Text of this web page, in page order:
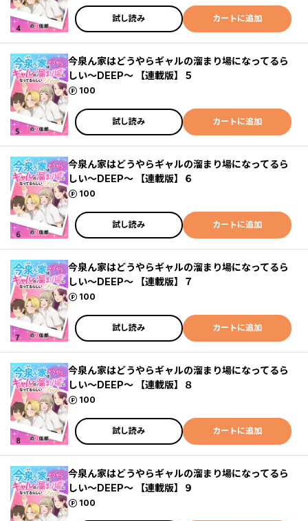
試し読み カートに追加
今泉ん家はどうやらギャルの溜まり場になってるら
しい～DEEP～ 【連載版】５
100
ポイント
試し読み カートに追加
今泉ん家はどうやらギャルの溜まり場になってるら
しい～DEEP～ 【連載版】６
100
ポイント
試し読み カートに追加
今泉ん家はどうやらギャルの溜まり場になってるら
しい～DEEP～ 【連載版】７
100
ポイント
試し読み カートに追加
今泉ん家はどうやらギャルの溜まり場になってるら
しい～DEEP～ 【連載版】８
100
ポイント
試し読み カートに追加
今泉ん家はどうやらギャルの溜まり場になってるら
しい～DEEP～ 【連載版】９
100
ポイント